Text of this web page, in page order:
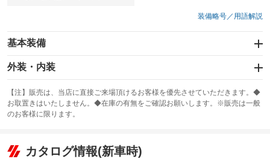
装備略号／用語解説
基本装備
エアバッグ：運転席/助手席/サイド
：装備あり
：装備なし
サンルーフ
：装備なし ABS
リフトアップ
：装備なし
外装・内装
カーナビ：メモリーナビ他
：装備あり
TV：フルセグ
：装備あり
ビジュアル
：装備なし
【注】販売は、当店に直接ご来場頂けるお客様を優先させていただきます。◆
お取置きはいたしません。◆在庫の有無をご確認お願いします。※販売は一般
のお客様に限ります。
カタログ情報(新車時)